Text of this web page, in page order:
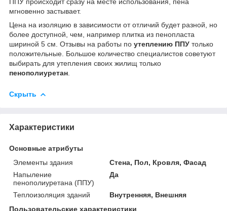
мгновенно застывает.
Цена на изоляцию в зависимости от отличий будет разной, но
более доступной, чем, например плитка из пенопласта
шириной 5 см. Отзывы на работы по утеплению ППУ только
положительные. Большое количество специалистов советуют
выбирать для утепления своих жилищ только
пенополиуретан
Скрыть
Характеристики
Основные атрибуты
Элементы здания
Стена, Пол, Кровля, Фасад
Напыление
пенополиуретана (ППУ)
Да
Теплоизоляция зданий
Внутренняя, Внешняя
Пользовательские характеристики